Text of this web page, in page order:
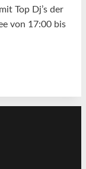
Top Dj’s der
von 17:00 bis